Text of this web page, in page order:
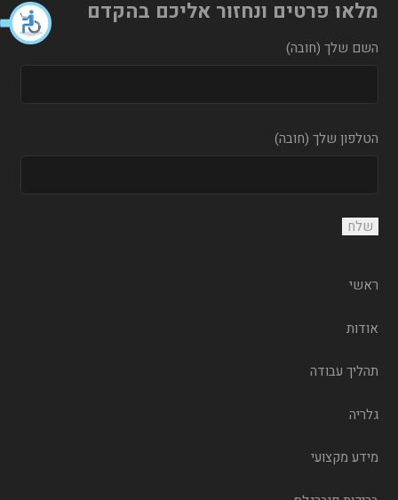
מלאו פרטים ונחזור אליכם בהקדם
השם שלך (חובה)
הטלפון שלך (חובה)
ראשי
אודות
תהליך עבודה
גלריה
מידע מקצועי